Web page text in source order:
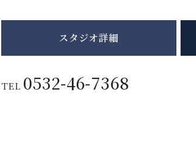
スタジオ詳細
TEL 0532-46-7368